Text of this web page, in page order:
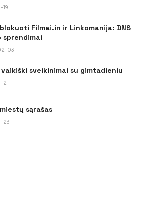
19
Filmai.in ir Linkomanija: DNS
sprendimai
03
sveikinimai su gimtadieniu
21
sąrašas
23